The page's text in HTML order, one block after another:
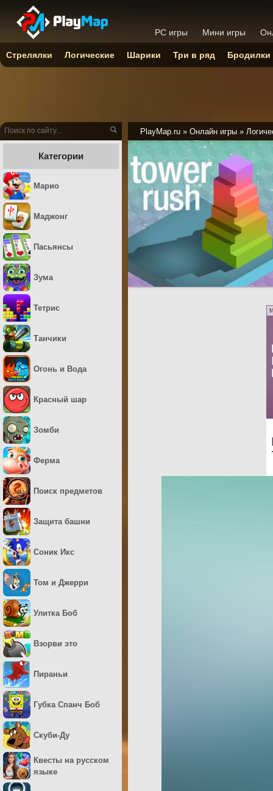
PlayMap.ru » Онлайн игры »
Категории
Марио
Маджонг
Пасьянсы
Зума
Тетрис
Танчики
Огонь и Вода
Красный шар
Зомби
Ферма
Поиск предметов
Защита башни
Соник Икс
Том и Джерри
Улитка Боб
Взорви это
Пираньи
Губка Спанч Боб
Скуби-Ду
Квесты на русском
языке
PC игры Мини игры
Стрелялки Логические Шарики Три в ряд Бродилки